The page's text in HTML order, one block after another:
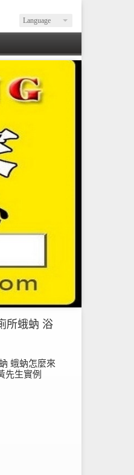
Language
所蛾蚋 浴
蛾蚋怎麼來
先生實例